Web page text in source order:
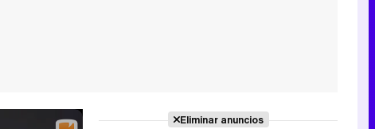
Eliminar anuncios